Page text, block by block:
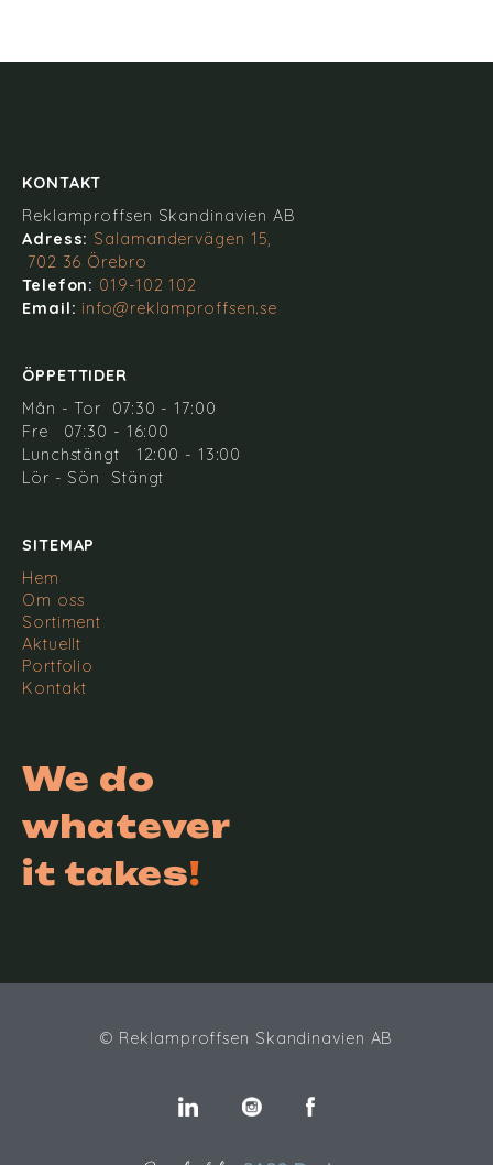
KONTAKT
Reklamproffsen Skandinavien AB
Adress: Salamandervägen 15,
702 36 Örebro
Telefon: 019-102 102
Email: info@reklamproffsen.se
ÖPPETTIDER
Mån - Tor 07:30 - 17:00
Fre 07:30 - 16:00
Lunchstängt 12:00 - 13:00
Lör - Sön Stängt
SITEMAP
Hem
Om oss
Sortiment
Aktuellt
Portfolio
Kontakt
We do
whatever
it takes!
© Reklamproffsen Skandinavien AB